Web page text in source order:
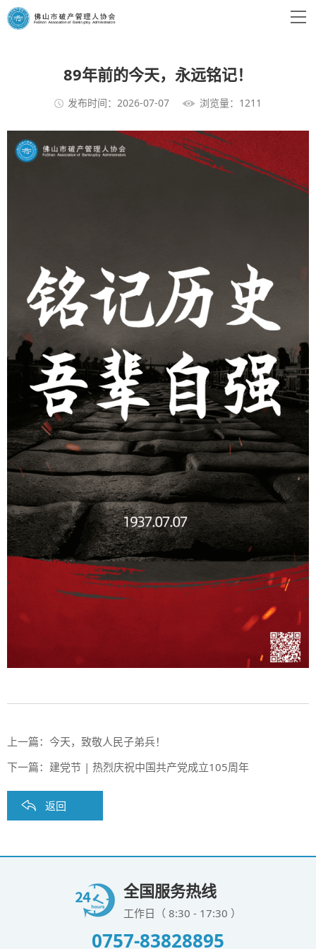
89年前的今天，永远铭记！
发布时间：2026-07-07 浏览量：1211
上一篇： 今天，致敬人民子弟兵！
下一篇： 建党节 | 热烈庆祝中国共产党成立105周年
返回
全国服务热线
工作日（ 8:30 - 17:30 ）
0757-83828895